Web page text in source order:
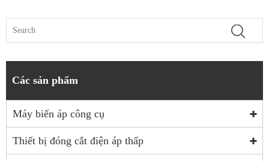
Các sản phẩm
Máy biến áp công cụ
Thiết bị đóng cắt điện áp thấp